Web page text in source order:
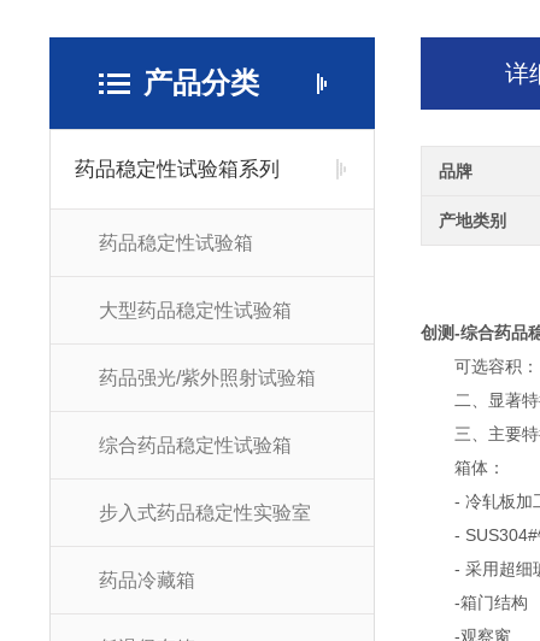
产品分类
药品稳定性试验箱系列
药品稳定性试验箱
大型药品稳定性试验箱
药品强光/紫外照射试验箱
综合药品稳定性试验箱
步入式药品稳定性实验室
药品冷藏箱
详
品牌
产地类别
创测-综合药品
可选容积：
二、显著特
三、主要特
箱体：
- 冷轧板加工
- SUS304#
- 采用超细
-箱门结构 ：
-观察窗